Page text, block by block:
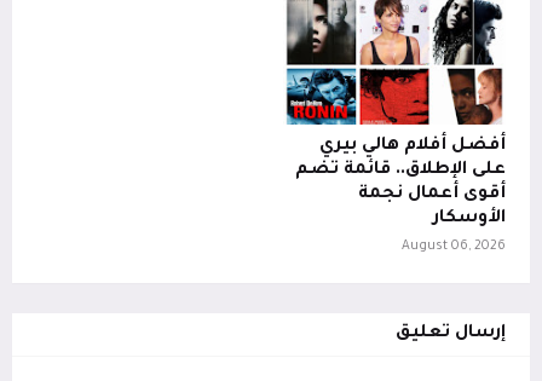
أفضل أفلام هالي بيري
على الإطلاق.. قائمة تضم
أقوى أعمال نجمة
الأوسكار
August 06, 2026
إرسال تعليق